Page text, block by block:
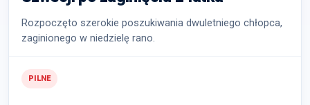
Rozpoczęto szerokie poszukiwania dwuletniego chłopca,
zaginionego w niedzielę rano.
PILNE